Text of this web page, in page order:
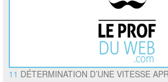
11 DÉTERMINATION D’UNE VITESSE